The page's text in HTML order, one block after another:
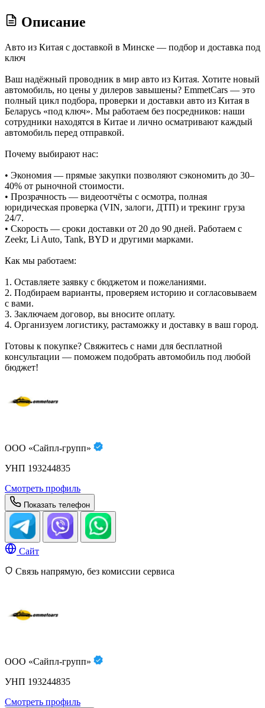
Описание
Авто из Китая с доставкой в Минске — подбор и доставка под
ключ
Ваш надёжный проводник в мир авто из Китая. Хотите новый
автомобиль, но цены у дилеров завышены? EmmetCars — это
полный цикл подбора, проверки и доставки авто из Китая в
Беларусь «под ключ». Мы работаем без посредников: наши
сотрудники находятся в Китае и лично осматривают каждый
автомобиль перед отправкой.
Почему выбирают нас:
• Экономия — прямые закупки позволяют сэкономить до 30–
40% от рыночной стоимости.
• Прозрачность — видеоотчёты с осмотра, полная
юридическая проверка (VIN, залоги, ДТП) и трекинг груза
24/7.
• Скорость — сроки доставки от 20 до 90 дней. Работаем с
Zeekr, Li Auto, Tank, BYD и другими марками.
Как мы работаем:
1. Оставляете заявку с бюджетом и пожеланиями.
2. Подбираем варианты, проверяем историю и согласовываем
с вами.
3. Заключаем договор, вы вносите оплату.
4. Организуем логистику, растаможку и доставку в ваш город.
Готовы к покупке? Свяжитесь с нами для бесплатной
консультации — поможем подобрать автомобиль под любой
бюджет!
ООО «Сайпл-групп»
УНП 193244835
Смотреть профиль
Показать телефон
Сайт
Связь напрямую, без комиссии сервиса
ООО «Сайпл-групп»
УНП 193244835
Смотреть профиль